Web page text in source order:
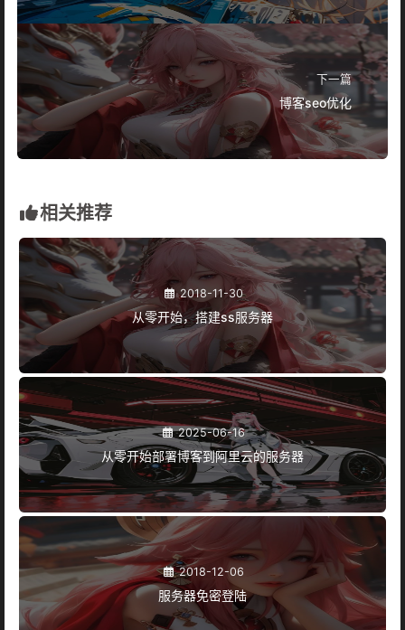
下一篇
博客seo优化
相关推荐
2018-11-30
从零开始，搭建ss服务器
2025-06-16
从零开始部署博客到阿里云的服务器
2018-12-06
服务器免密登陆